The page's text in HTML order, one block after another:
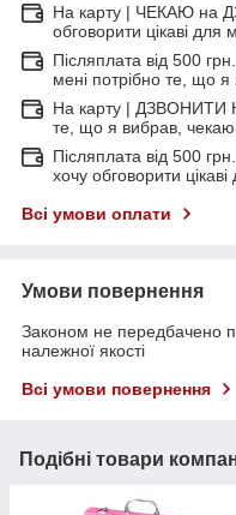
На карту | ЧЕКАЮ на
обговорити цікаві для
Післяплата від 500
мені потрібно те, що я
На карту | ДЗВОНИТИ
те, що я вибрав,
Післяплата від 500
хочу обговорити
Всі умови оплати
Умови повернення
Законом не передбачено
належної якості
Всі умови повернення
Подібні товари